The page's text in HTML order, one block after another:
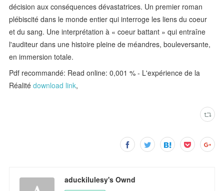
décision aux conséquences dévastatrices. Un premier roman
plébiscité dans le monde entier qui interroge les liens du coeur
et du sang. Une interprétation à « coeur battant » qui entraîne
l'auditeur dans une histoire pleine de méandres, bouleversante,
en immersion totale.
Pdf recommandé: Read online: 0,001 % - L'expérience de la
Réalitédownload link,
aduckilulesy's Ownd